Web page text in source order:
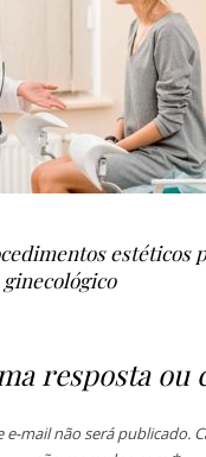
estéticos
resposta ou
e-mail não será publicado.